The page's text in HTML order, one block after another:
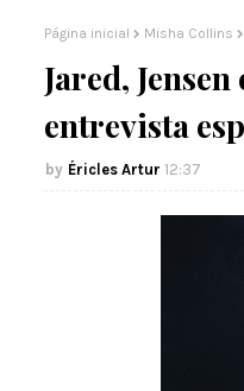
Página inicial Misha Collins
Jared,
entrevista
Éricles Artur 12:37